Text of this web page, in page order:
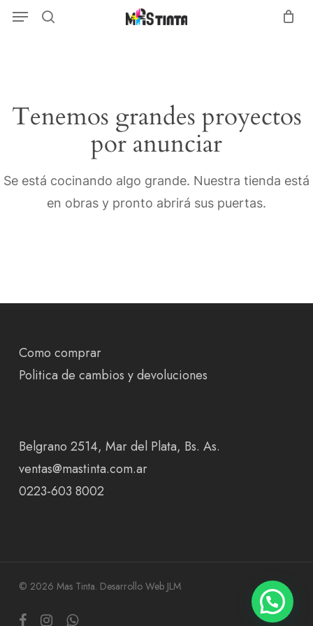
SkipMenu
Tenemos grandes proyectos
por anunciar
Se está cocinando algo grande. Nuestra tienda está
en obras y pronto abrirá sus puertas.
Como comprar
Politica de cambios y devoluciones
Belgrano 2514, Mar del Plata, Bs. As.
ventas@mastinta.com.ar
0223-603 8002
© 2026 Mas Tinta. Desarrollo Web JLM
facebookinstagramwhatsapp
Menu